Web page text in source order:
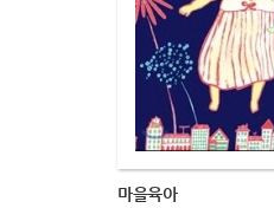
마을육아